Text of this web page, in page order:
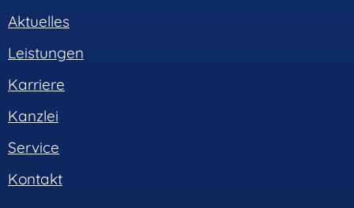
Aktuelles
Leistungen
Karriere
Kanzlei
Service
Kontakt